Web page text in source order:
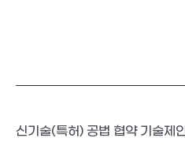
신기술(특허) 공법 협약 기술제